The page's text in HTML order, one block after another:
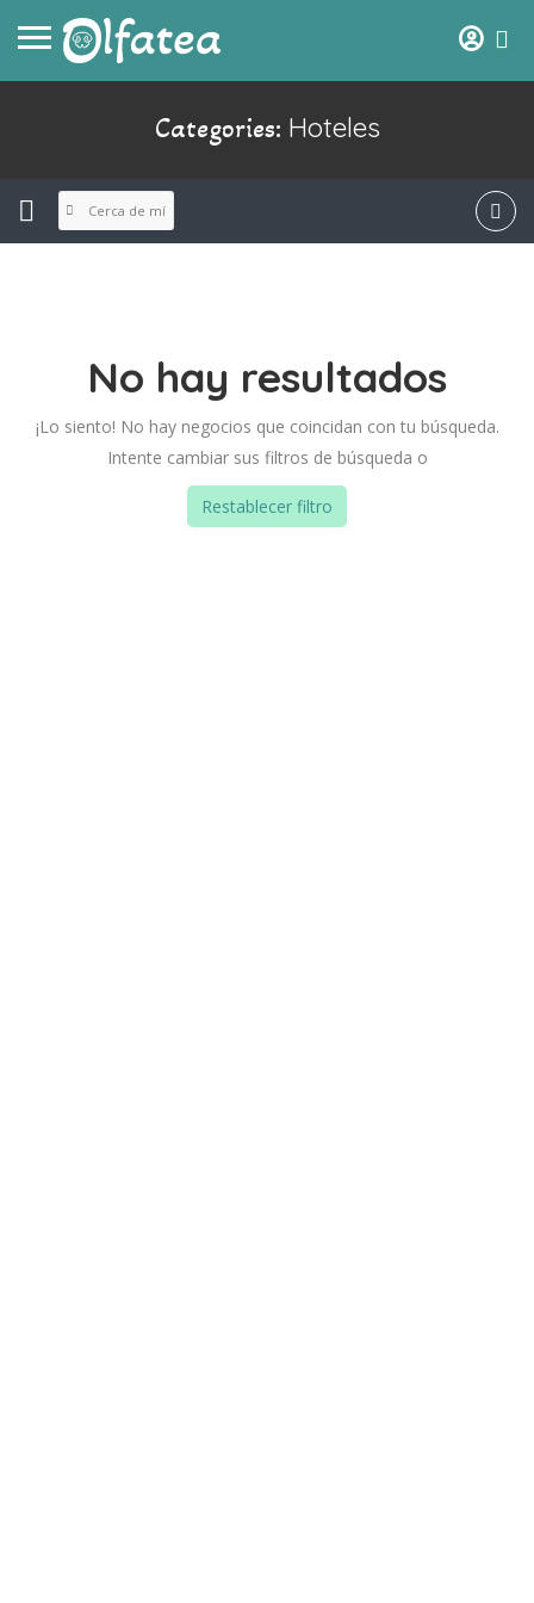
Categories: Hoteles
Cerca de mí
No hay resultados
¡Lo siento! No hay negocios que coincidan con tu búsqueda.
Intente cambiar sus filtros de búsqueda o
Restablecer filtro